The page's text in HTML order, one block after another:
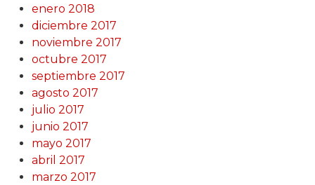
enero 2018
diciembre 2017
noviembre 2017
octubre 2017
septiembre 2017
agosto 2017
julio 2017
junio 2017
mayo 2017
abril 2017
marzo 2017